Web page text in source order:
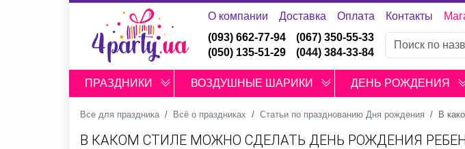
О компании Доставка Оплата Контакты
(093) 662-77-94
(050) 135-51-29
(067) 350-55-33
(044) 384-33-84
ПРАЗДНИКИ ВОЗДУШНЫЕ ШАРИКИ ДЕНЬ РОЖДЕНИЯ
Все для праздника Всё о праздниках Статьи по празднованию Дня рождения В
В КАКОМ СТИЛЕ МОЖНО СДЕЛАТЬ ДЕНЬ РОЖДЕНИЯ